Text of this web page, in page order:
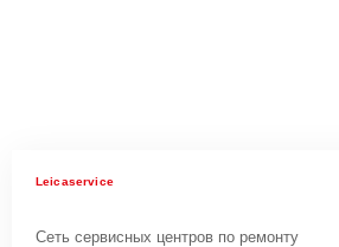
Leicaservice
Сеть сервисных центров по ремонту